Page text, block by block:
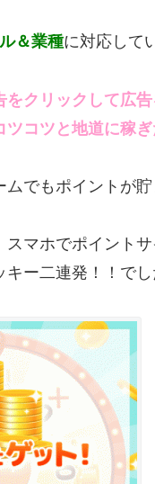
＆業種に対応して
をクリックして広
ツコツと地道に稼
ムでもポイントが
マホでポイント
ー二連発！！でし